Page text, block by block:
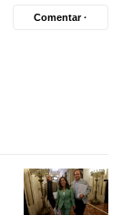
Comentar ·